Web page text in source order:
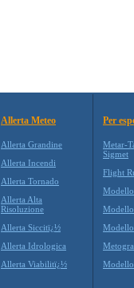
Allerta Meteo
Allerta Grandine
Allerta Incendi
Allerta Tornado
Allerta Alta
Risoluzione
Allerta Siccitï¿½
Allerta Idrologica
Allerta Viabilitï¿½
Per
Metar-
Sigmet
Flight
Modello